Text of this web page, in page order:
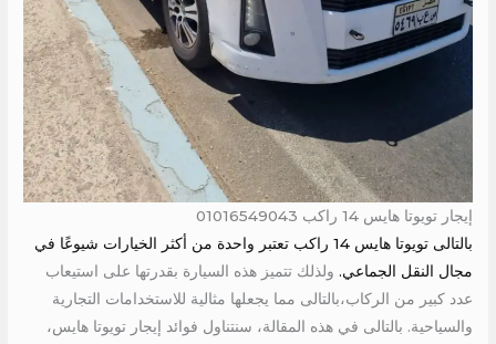
إيجار تويوتا هايس 14 راكب 01016549043
بالتالى تويوتا هايس 14 راكب تعتبر واحدة من أكثر الخيارات شيوعًا في
مجال النقل الجماعي. ولذلك تتميز هذه السيارة بقدرتها على استيعاب
عدد كبير من الركاب،بالتالى مما يجعلها مثالية للاستخدامات التجارية
والسياحية. بالتالى في هذه المقالة، سنتناول فوائد إيجار تويوتا هايس،